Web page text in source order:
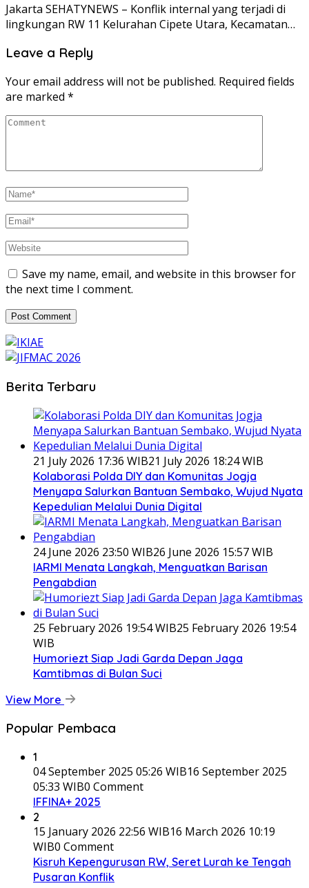
Jakarta SEHATYNEWS – Konflik internal yang terjadi di
lingkungan RW 11 Kelurahan Cipete Utara, Kecamatan…
Leave a Reply
Your email address will not be published. Required fields
are marked *
Save my name, email, and website in this browser for
the next time I comment.
Berita Terbaru
21 July 2026 17:36 WIB21 July 2026 18:24 WIB
Kolaborasi Polda DIY dan Komunitas Jogja
Menyapa Salurkan Bantuan Sembako, Wujud Nyata
Kepedulian Melalui Dunia Digital
24 June 2026 23:50 WIB26 June 2026 15:57 WIB
IARMI Menata Langkah, Menguatkan Barisan
Pengabdian
25 February 2026 19:54 WIB25 February 2026 19:54
WIB
Humoriezt Siap Jadi Garda Depan Jaga
Kamtibmas di Bulan Suci
View More
Popular Pembaca
1
04 September 2025 05:26 WIB16 September 2025
05:33 WIB0 Comment
IFFINA+ 2025
2
15 January 2026 22:56 WIB16 March 2026 10:19
WIB0 Comment
Kisruh Kepengurusan RW, Seret Lurah ke Tengah
Pusaran Konflik